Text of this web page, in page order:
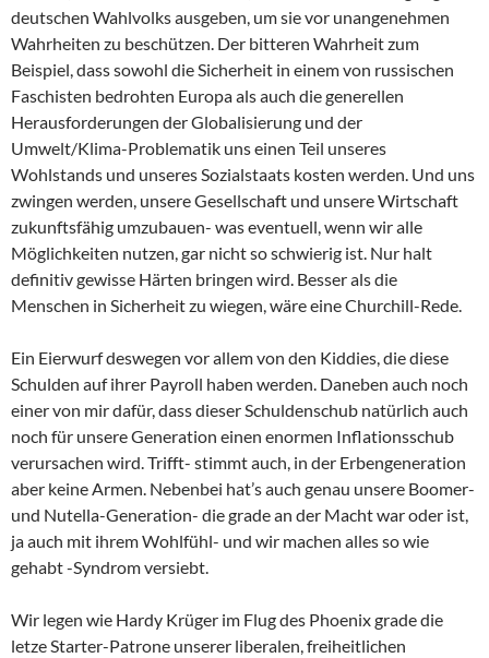
deutschen Wahlvolks ausgeben, um sie vor unangenehmen
Wahrheiten zu beschützen. Der bitteren Wahrheit zum
Beispiel, dass sowohl die Sicherheit in einem von russischen
Faschisten bedrohten Europa als auch die generellen
Herausforderungen der Globalisierung und der
Umwelt/Klima-Problematik uns einen Teil unseres
Wohlstands und unseres Sozialstaats kosten werden. Und uns
zwingen werden, unsere Gesellschaft und unsere Wirtschaft
zukunftsfähig umzubauen- was eventuell, wenn wir alle
Möglichkeiten nutzen, gar nicht so schwierig ist. Nur halt
definitiv gewisse Härten bringen wird. Besser als die
Menschen in Sicherheit zu wiegen, wäre eine Churchill-Rede.
Ein Eierwurf deswegen vor allem von den Kiddies, die diese
Schulden auf ihrer Payroll haben werden. Daneben auch noch
einer von mir dafür, dass dieser Schuldenschub natürlich auch
noch für unsere Generation einen enormen Inflationsschub
verursachen wird. Trifft- stimmt auch, in der Erbengeneration
aber keine Armen. Nebenbei hat’s auch genau unsere Boomer-
und Nutella-Generation- die grade an der Macht war oder ist,
ja auch mit ihrem Wohlfühl- und wir machen alles so wie
gehabt -Syndrom versiebt.
Wir legen wie Hardy Krüger im Flug des Phoenix grade die
letze Starter-Patrone unserer liberalen, freiheitlichen